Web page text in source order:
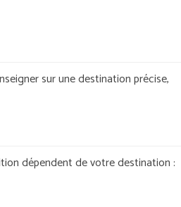
sur une destination précise,
dépendent de votre destination :